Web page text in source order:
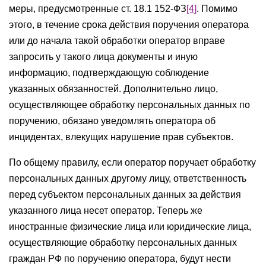
меры, предусмотренные ст. 18.1 152-ФЗ[4]. Помимо
этого, в течение срока действия поручения оператора
или до начала такой обработки оператор вправе
запросить у такого лица документы и иную
информацию, подтверждающую соблюдение
указанных обязанностей. Дополнительно лицо,
осуществляющее обработку персональных данных по
поручению, обязано уведомлять оператора об
инцидентах, влекущих нарушение прав субъектов.
По общему правилу, если оператор поручает обработку
персональных данных другому лицу, ответственность
перед субъектом персональных данных за действия
указанного лица несет оператор. Теперь же
иностранные физические лица или юридические лица,
осуществляющие обработку персональных данных
граждан РФ по поручению оператора, будут нести